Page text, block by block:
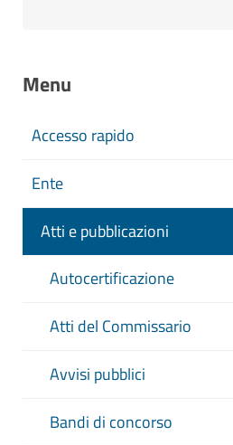
Menu
Accesso rapido
Ente
Atti e pubblicazioni
Autocertificazione
Atti del Commissario
Avvisi pubblici
Bandi di concorso